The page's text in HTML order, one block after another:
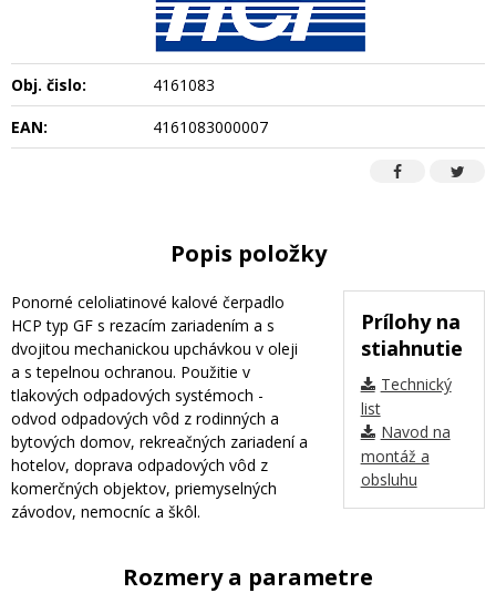
Obj. čislo:
4161083
EAN:
4161083000007
Popis položky
Prílohy na
stiahnutie
Technický
list
Navod na
montáž a
obsluhu
Ponorné celoliatinové kalové čerpadlo
HCP typ GF s rezacím zariadením a s
dvojitou mechanickou upchávkou v oleji
a s tepelnou ochranou. Použitie v
tlakových odpadových systémoch -
odvod odpadových vôd z rodinných a
bytových domov, rekreačných zariadení a
hotelov, doprava odpadových vôd z
komerčných objektov, priemyselných
závodov, nemocníc a škôl.
Rozmery a parametre